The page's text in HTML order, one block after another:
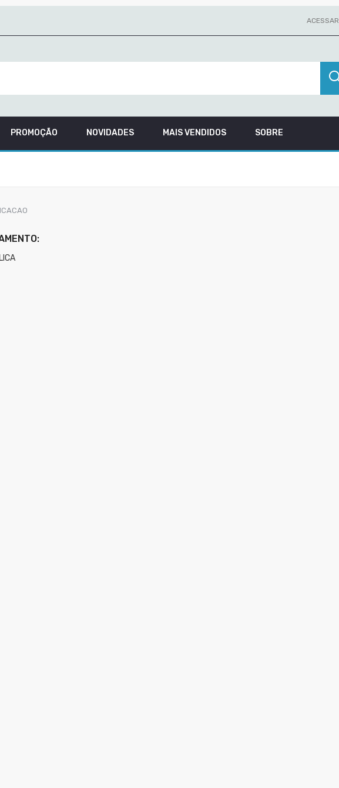
ACESSAR
PROMOÇÃO NOVIDADES MAIS VENDIDOS
SOBRE